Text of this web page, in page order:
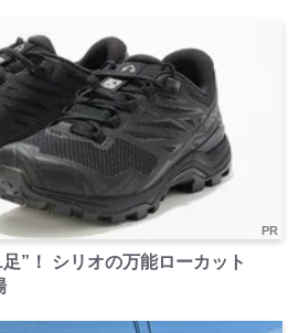
PR
”！ シリオの万能ローカット